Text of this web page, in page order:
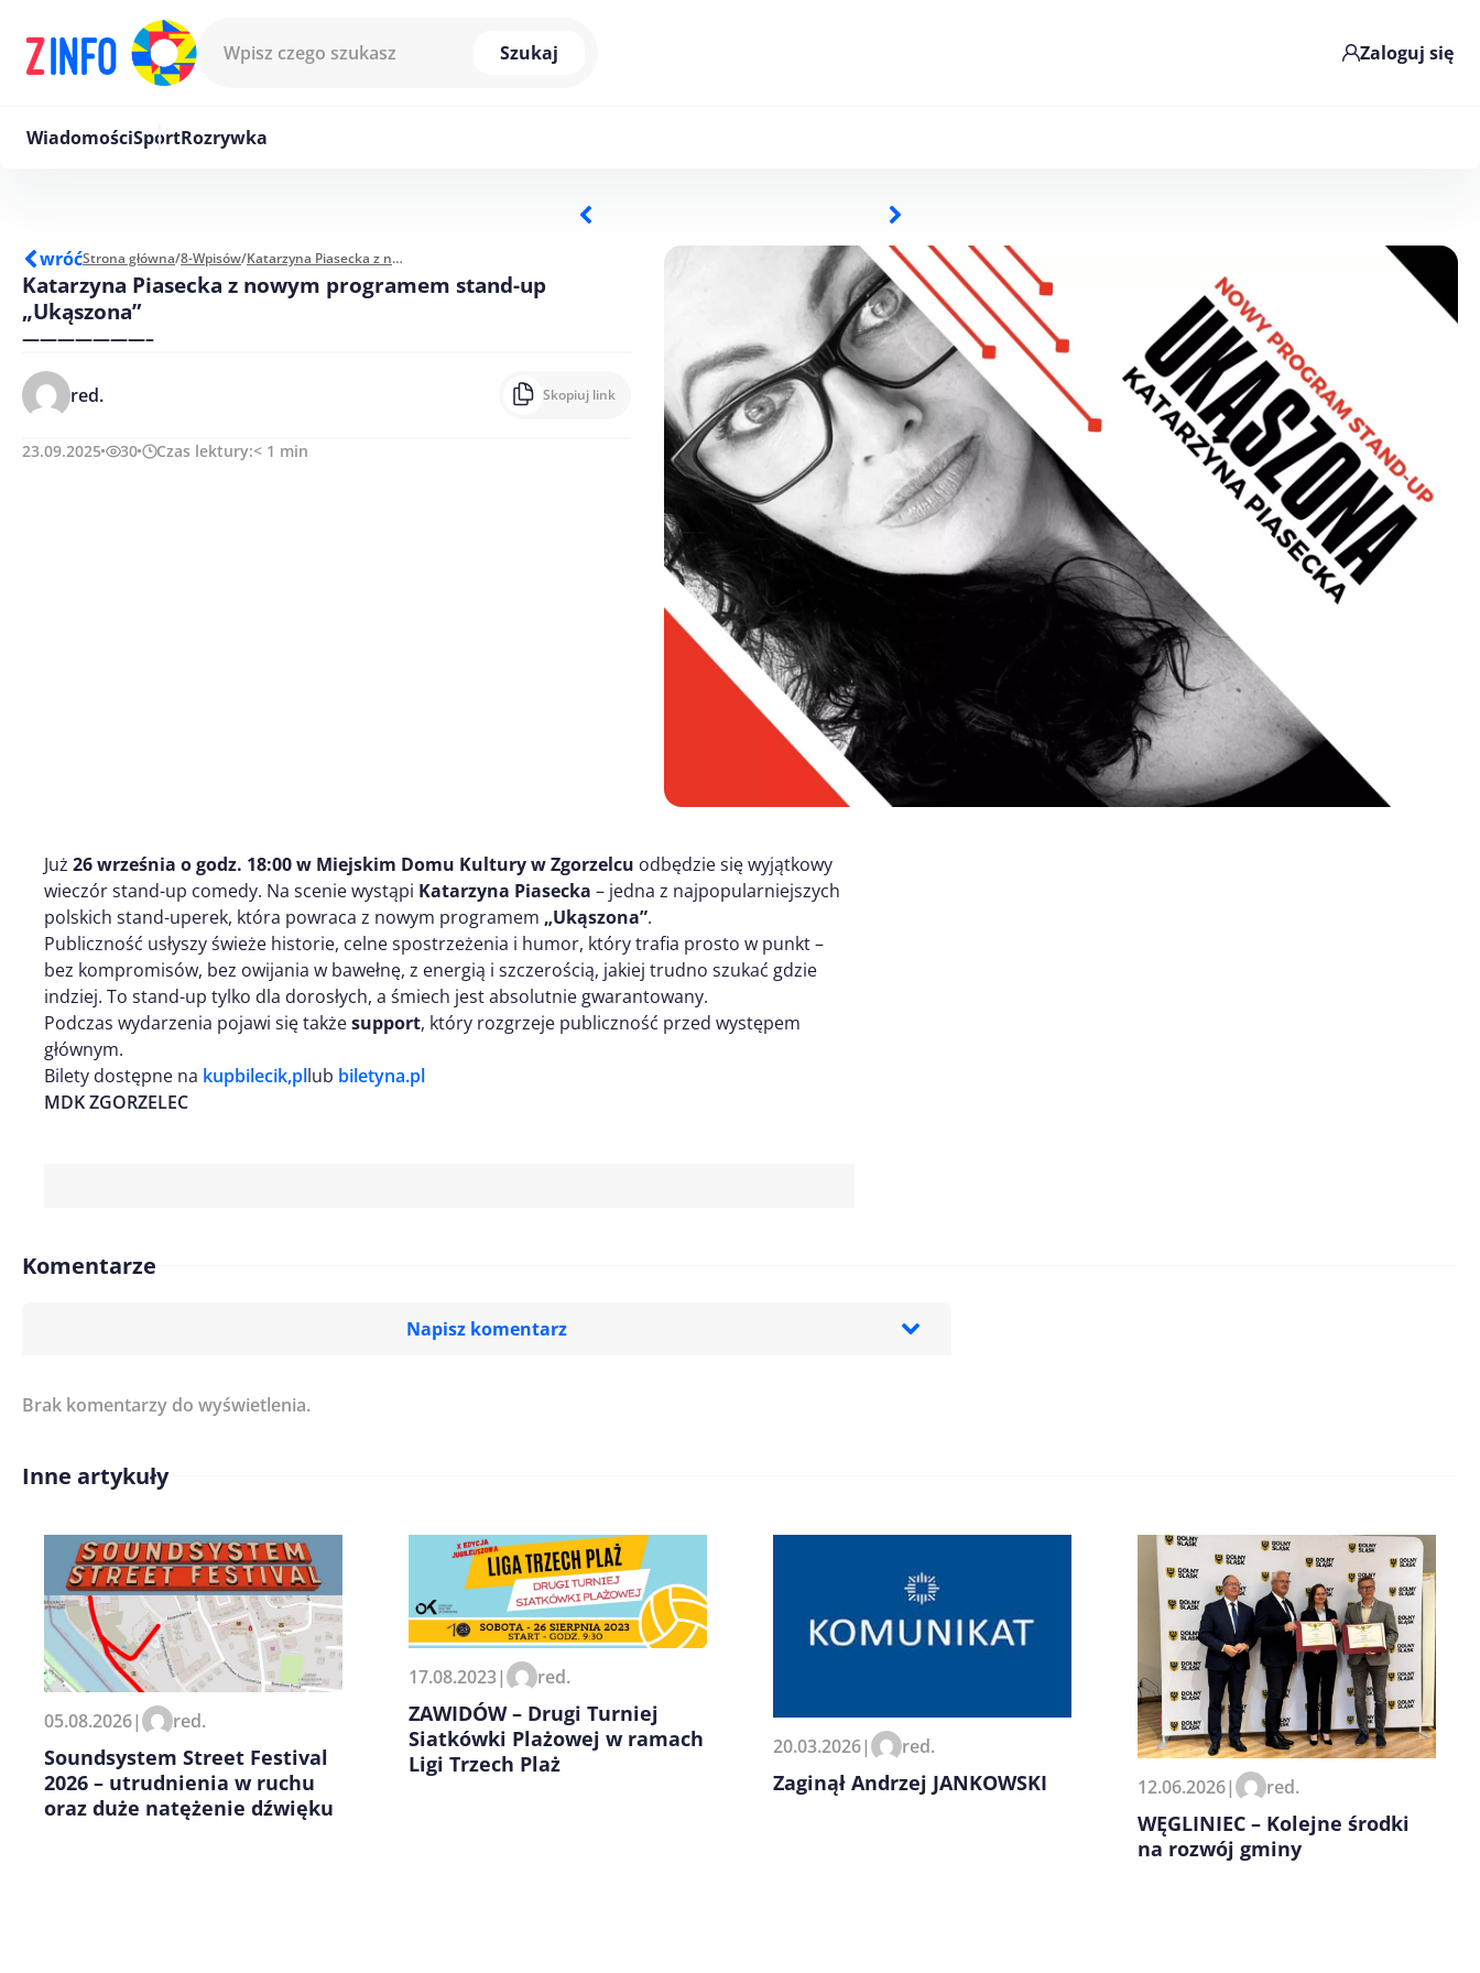
Szukaj
Zaloguj się
WiadomościSportRozrywka
wróćStrona główna/8-Wpisów/ Katarzyna Piasecka z nowym programem stand-up „Ukąszona”
Katarzyna Piasecka z nowym programem stand-up
„Ukąszona”
———————–
red. Skopiuj link
23.09.2025 30 Czas lektury:< 1 min
Już 26 września o godz. 18:00w Miejskim Domu Kultury w Zgorzelcu odbędzie się wyjątkowy
wieczór stand-up comedy. Na scenie wystąpi Katarzyna Piasecka – jedna z najpopularniejszych
polskich stand-uperek, która powraca z nowym programem „Ukąszona”.
Publiczność usłyszy świeże historie, celne spostrzeżenia i humor, który trafia prosto w punkt –
bez kompromisów, bez owijania w bawełnę, z energią i szczerością, jakiej trudno szukać gdzie
indziej. To stand-up tylko dla dorosłych, a śmiech jest absolutnie gwarantowany.
Podczas wydarzenia pojawi się takżesupport, który rozgrzeje publiczność przed występem
głównym.
Bilety dostępne na kupbilecik,pllub biletyna.pl
MDK ZGORZELEC
Komentarze
Napisz komentarz
Imię/ Nick*
Zapamiętaj moje dane w tej przeglądarce podczas pisania
kolejnych komentarzy.
Brak komentarzy do wyświetlenia.
Inne artykuły
05.08.2026| red.
Soundsystem Street Festival
2026 – utrudnienia w ruchu
oraz duże natężenie dźwięku
17.08.2023| red.
ZAWIDÓW – Drugi Turniej
Siatkówki Plażowej w ramach
Ligi Trzech Plaż
20.03.2026| red.
Zaginął Andrzej JANKOWSKI 12.06.2026| red.
WĘGLINIEC – Kolejne środki
na rozwój gminy